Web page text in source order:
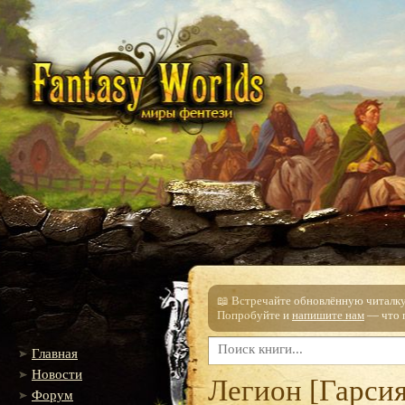
Главная
Новости
Форум
📖 Встречайте обновлённую
Попробуйте и напишите нам — что
Легион